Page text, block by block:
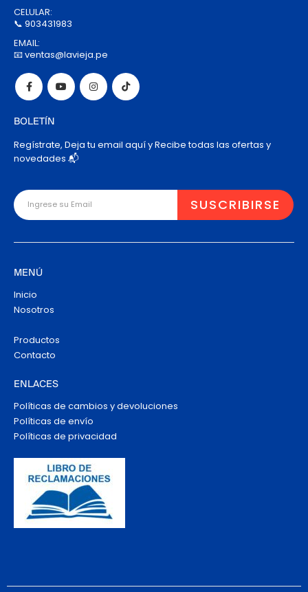
CELULAR:
📞 903431983
EMAIL:
📧 ventas@lavieja.pe
BOLETÍN
Regístrate, Deja tu email aquí y Recibe todas las ofertas y
novedades 📬
MENÚ
Inicio
Nosotros
Productos
Contacto
ENLACES
Políticas de cambios y devoluciones
Políticas de envío
Políticas de privacidad